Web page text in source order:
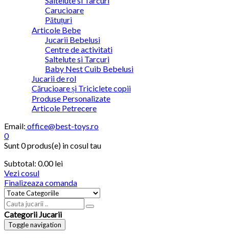
Carucioare
Pătuțuri
Articole Bebe
Jucarii Bebelusi
Centre de activitati
Saltelute si Tarcuri
Baby Nest Cuib Bebelusi
Jucarii de rol
Cărucioare și Triciclete copii
Produse Personalizate
Articole Petrecere
Email: office@best-toys.ro
0
Sunt0 produs(e) in cosul tau
Subtotal: 0.00lei
Vezi cosul
Finalizeaza comanda
Categorii Jucarii
Toggle navigation